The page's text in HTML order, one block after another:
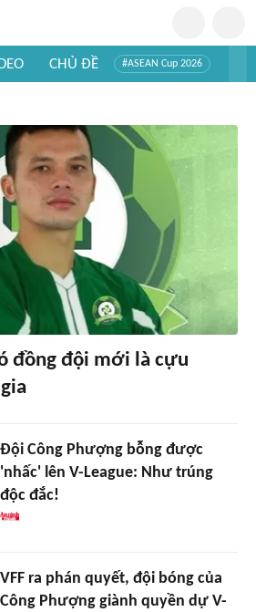
CHỦ ĐỀ #ASEAN Cup 2026
đồng đội mới là cựu
Đội Công Phượng bỗng được
'nhấc' lên V-League: Như trúng
độc đắc!
VFF ra phán quyết, đội bóng của
Công Phượng giành quyền dự V-